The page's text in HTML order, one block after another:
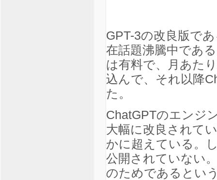
GPT-3の改良版で
在話題沸騰中であ
は有料で、月あた
込んで、それ以降
た。
ChatGPTのエンジ
大幅に改良されて
かに超えている。
公開されていない
のためであるとい